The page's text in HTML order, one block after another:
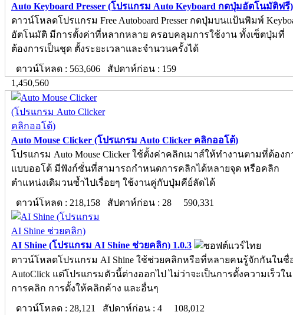
Auto Keyboard Presser (โปรแกรม Auto Keyboard กดปุ่มอัตโนมัติฟรี)
ดาวน์โหลดโปรแกรม Free Autoboard Presser กดปุ่มบนแป้นพิมพ์
อัตโนมัติ มีการตั้งค่าที่หลากหลาย ครอบคลุมการใช้งาน ทั้งเซ็ตปุ่มที่
ต้องการเป็นชุด ตั้งระยะเวลาและจำนวนครั้งได้
ดาวน์โหลด : 563,606 สัปดาห์ก่อน : 159
1,450,560
Auto Mouse Clicker (โปรแกรม Auto Clicker คลิกออโต้)
โปรแกรม Auto Mouse Clicker ใช้ตั้งค่าคลิกเมาส์ให้ทำงานตามที่ต้องก
แบบออโต้ มีฟังก์ชั่นที่สามารถกำหนดการคลิกได้หลายจุด หรือคลิก
ตำแหน่งเดิมวนซ้ำไปเรื่อยๆ ใช้งานคู่กับปุ่มคีย์ลัดได้
ดาวน์โหลด : 218,158 สัปดาห์ก่อน : 28
590,331
AI Shine (โปรแกรม AI Shine ช่วยคลิก) 1.0.3
ดาวน์โหลดโปรแกรม AI Shine ใช้ช่วยคลิกหรือที่หลายคนรู้จักกันในชื่
AutoClick แต่โปรแกรมตัวนี้ต่างออกไป ไม่ว่าจะเป็นการตั้งความเร็วใน
การคลิก การตั้งให้คลิกค้าง และอื่นๆ
ดาวน์โหลด : 28,121 สัปดาห์ก่อน : 4
108,012